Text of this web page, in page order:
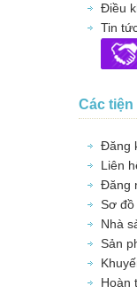
Điều
Tin
Các tiện
Đăng
Liên
Đăng
Sơ đồ
Nhà
Sản
Hoàn